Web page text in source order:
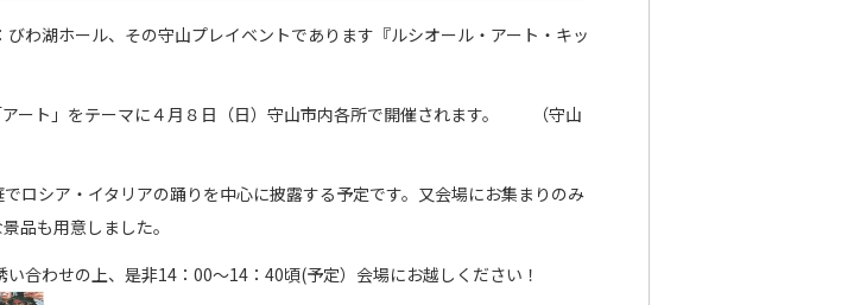
わ湖ホール、その守山プレイベントであります『ルシオール・アート・キッ
アート」をテーマに４月８日（日）守山市内各所で開催されます。 （守山
ロシア・イタリアの踊りを中心に披露する予定です。又会場にお集まりのみ
品も用意しました。
合わせの上、是非14：00～14：40頃(予定）会場にお越しください！